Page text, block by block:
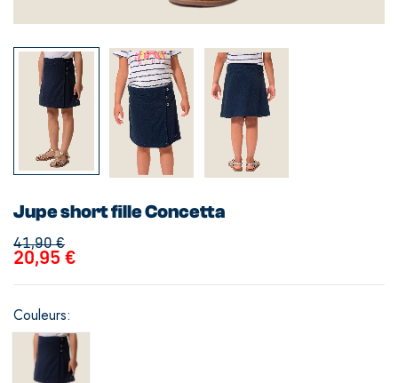
Jupe short fille Concetta
41,90€
20,95 €
Couleurs